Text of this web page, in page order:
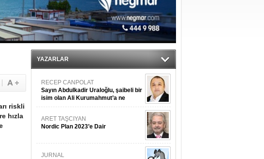
başladı!
durdurdu
tartıştı
riskli
hızla
YAZARLAR
RECEP CANPOLAT
Sayın Abdulkadir Uraloğlu, şaibeli bir
isim olan Ali Kurumahmut’a ne
danışıyorsunuz?
ARET TAŞCIYAN
Nordic Plan 2023’e Dair
JURNAL